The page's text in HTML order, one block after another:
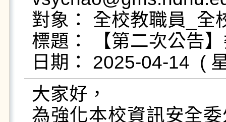
對象： 全校教職員_全
標題： 【第二次公告
大家好，
為強化本校資訊安全